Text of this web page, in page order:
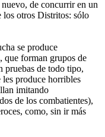
de concurrir en un
los otros Distritos: sólo
se produce
que forman grupos de
pruebas de todo tipo,
les produce horribles
imitando
de los combatientes),
como, sin ir más